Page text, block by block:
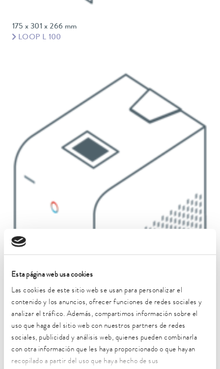
Esta página web usa cookies
Las cookies de este sitio web se usan para personalizar el
contenido y los anuncios, ofrecer funciones de redes sociales y
analizar el tráfico. Además, compartimos información sobre el
uso que haga del sitio web con nuestros partners de redes
sociales, publicidad y análisis web, quienes pueden combinarla
con otra información que les haya proporcionado o que hayan
recopilado a partir del uso que haya hecho de sus
175 x 301 x 266 mm
LOOP L 100
261 x 368 x 312 mm
LOOP L 250